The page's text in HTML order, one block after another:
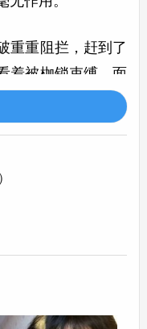
重重阻拦，赶到了
着被枷锁束缚、面
裂一般。叶凛强忍
儿，莫要为我伤
世，定当与你相
我会等你，不管多
。岁月无情地流